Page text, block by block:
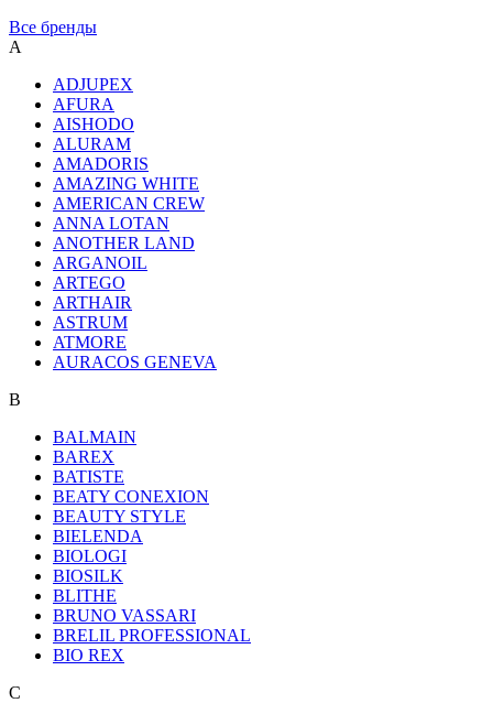
Все бренды
A
ADJUPEX
AFURA
AISHODO
ALURAM
AMADORIS
AMAZING WHITE
AMERICAN CREW
ANNA LOTAN
ANOTHER LAND
ARGANOIL
ARTEGO
ARTHAIR
ASTRUM
ATMORE
AURACOS GENEVA
B
BALMAIN
BAREX
BATISTE
BEATY CONEXION
BEAUTY STYLE
BIELENDA
BIOLOGI
BIOSILK
BLITHE
BRUNO VASSARI
BRELIL PROFESSIONAL
BIO REX
C